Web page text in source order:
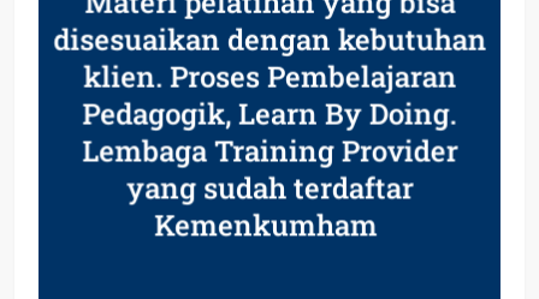
disesuaikan dengan kebutuhan
klien. Proses Pembelajaran
Pedagogik, Learn By Doing.
Lembaga Training Provider
yang sudah terdaftar
Kemenkumham